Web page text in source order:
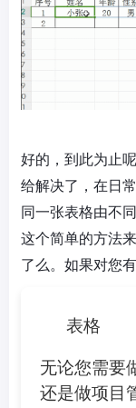
好的，到此为止
给解决了，在日
同一张表格由不
这个简单的方法
了么。如果对您
表格
无论您需要
还是做项目